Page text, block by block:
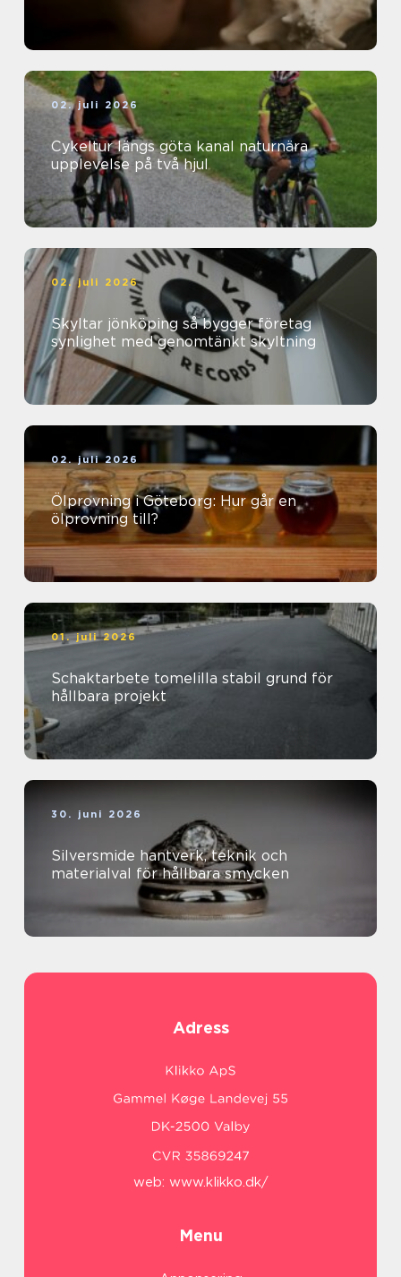
02. juli 2026
Cykeltur längs göta kanal naturnära
upplevelse på två hjul
02. juli 2026
Skyltar jönköping så bygger företag
synlighet med genomtänkt skyltning
02. juli 2026
Ölprovning i Göteborg: Hur går en
ölprovning till?
01. juli 2026
Schaktarbete tomelilla stabil grund för
hållbara projekt
30. juni 2026
Silversmide hantverk, teknik och
materialval för hållbara smycken
Adress
web: www.klikko.dk/
Menu